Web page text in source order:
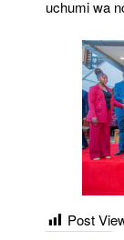
uchumi wa
Post